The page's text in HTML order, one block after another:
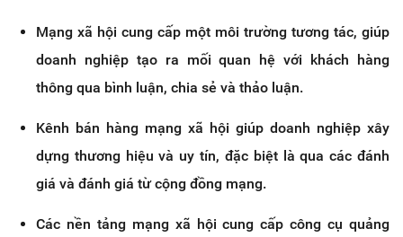
Mạng xã hội cung cấp một môi trường tương tác, giúp
doanh nghiệp tạo ra mối quan hệ với khách hàng
thông qua bình luận, chia sẻ và thảo luận.
Kênh bán hàng mạng xã hội giúp doanh nghiệp xây
dựng thương hiệu và uy tín, đặc biệt là qua các đánh
giá và đánh giá từ cộng đồng mạng.
Các nền tảng mạng xã hội cung cấp công cụ quảng